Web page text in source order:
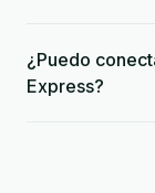
¿Puedo
Express?